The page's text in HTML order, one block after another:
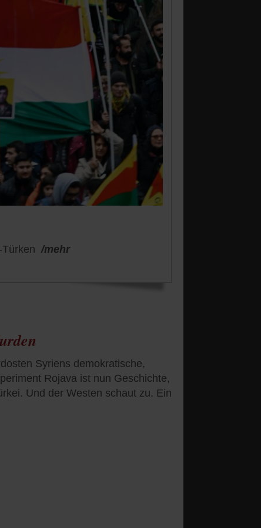
/mehr
Syriens demokratische,
Rojava ist nun Geschichte,
Und der Westen schaut zu. Ein